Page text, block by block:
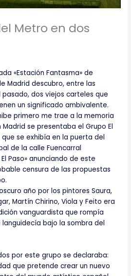
Metro en dos
«Estación Fantasma» de
Madrid descubro, entre las
dos viejos carteles que
un significado ambivalente.
primero me trae a la memoria
se presentaba el Grupo El
que se exhibía en la puerta del
de la calle Fuencarral
Paso» anunciando de este
censura de las propuestas
año por los pintores Saura,
Martín Chirino, Viola y Feito era
vanguardista que rompía
bajo la sombra del
por este grupo se declaraba:
que pretende crear un nuevo